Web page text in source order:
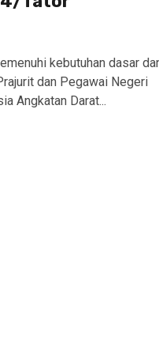
kebutuhan dasar
dan Pegawai Negeri
Angkatan Darat...